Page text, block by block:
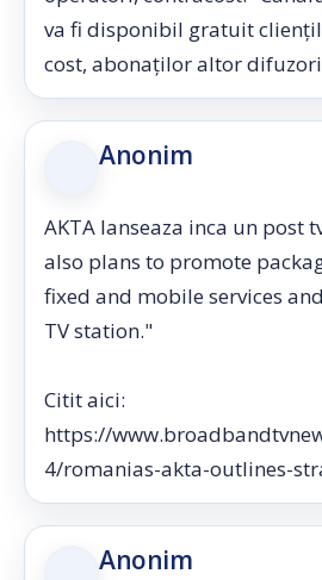
va fi disponibil gratuit
cost, abonaților altor
Anonim
AKTA lanseaza inca un post
also plans to promote
fixed and mobile services
TV station."
Citit aici:
https://
4/romanias-akta-outlines-
Anonim